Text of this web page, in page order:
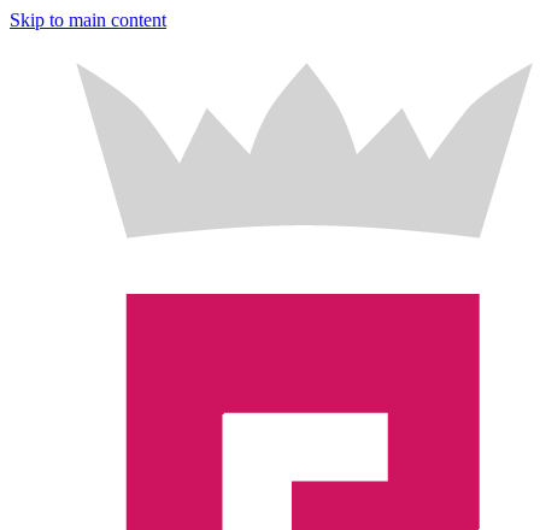
Skip to main content